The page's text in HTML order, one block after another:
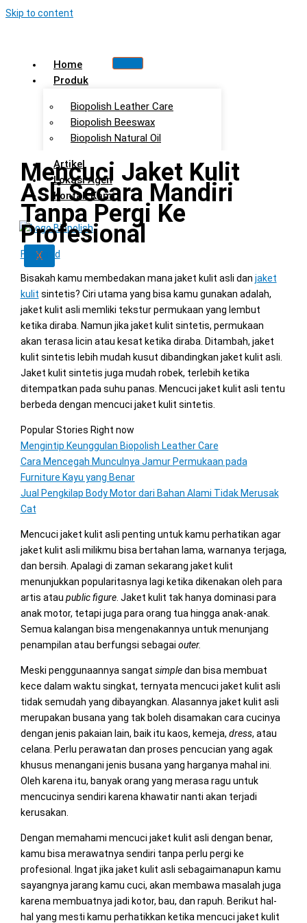
Skip to content
Home
Produk
Biopolish Leather Care
Biopolish Beeswax
Biopolish Natural Oil
Artikel
Lokasi Agen
Kontak Kami
X
Mencuci Jaket Kulit
Asli Secara Mandiri
Tanpa Pergi Ke
Profesional
Featured
Bisakah kamu membedakan mana jaket kulit asli dan jaket
kulit sintetis? Ciri utama yang bisa kamu gunakan adalah,
jaket kulit asli memliki tekstur permukaan yang lembut
ketika diraba. Namun jika jaket kulit sintetis, permukaan
akan terasa licin atau kesat ketika diraba. Ditambah, jaket
kulit sintetis lebih mudah kusut dibandingkan jaket kulit asli.
Jaket kulit sintetis juga mudah robek, terlebih ketika
ditempatkan pada suhu panas. Mencuci jaket kulit asli tentu
berbeda dengan mencuci jaket kulit sintetis.
Popular Stories Right now
Mengintip Keunggulan Biopolish Leather Care
Cara Mencegah Munculnya Jamur Permukaan pada
Furniture Kayu yang Benar
Jual Pengkilap Body Motor dari Bahan Alami Tidak Merusak
Cat
Mencuci jaket kulit asli penting untuk kamu perhatikan agar
jaket kulit asli milikmu bisa bertahan lama, warnanya terjaga,
dan bersih. Apalagi di zaman sekarang jaket kulit
menunjukkan popularitasnya lagi ketika dikenakan oleh para
artis atau public figure. Jaket kulit tak hanya dominasi para
anak motor, tetapi juga para orang tua hingga anak-anak.
Semua kalangan bisa mengenakannya untuk menunjang
penampilan atau berfungsi sebagai outer.
Meski penggunaannya sangat simpledan bisa membuat
kece dalam waktu singkat, ternyata mencuci jaket kulit asli
tidak semudah yang dibayangkan. Alasannya jaket kulit asli
merupakan busana yang tak boleh disamakan cara cucinya
dengan jenis pakaian lain, baik itu kaos, kemeja, dress, atau
celana. Perlu perawatan dan proses pencucian yang agak
khusus menangani jenis busana yang harganya mahal ini.
Oleh karena itu, banyak orang yang merasa ragu untuk
mencucinya sendiri karena khawatir nanti akan terjadi
kerusakan.
Dengan memahami mencuci jaket kulit asli dengan benar,
kamu bisa merawatnya sendiri tanpa perlu pergi ke
profesional. Ingat jika jaket kulit asli sebagaimanapun kamu
sayangnya jarang kamu cuci, akan membawa masalah juga
karena membuatnya jadi kotor, bau, dan rapuh. Berikut hal-
hal yang mesti kamu perhatikkan ketika mencuci jaket kulit